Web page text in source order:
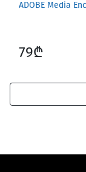
ADOBE Media
79₾